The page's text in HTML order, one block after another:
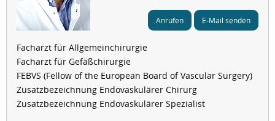
Facharzt für Allgemeinchirurgie
Facharzt für Gefäßchirurgie
FEBVS (Fellow of the European Board of Vascular Surgery)
Zusatzbezeichnung Endovaskulärer Chirurg
Zusatzbezeichnung Endovaskulärer Spezialist
Anrufen E-Mail senden